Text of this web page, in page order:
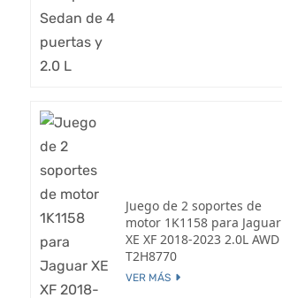
Juego de 2 soportes de
motor 1K1158 para Jaguar
XE XF 2018-2023 2.0L AWD
T2H8770
VER MÁS